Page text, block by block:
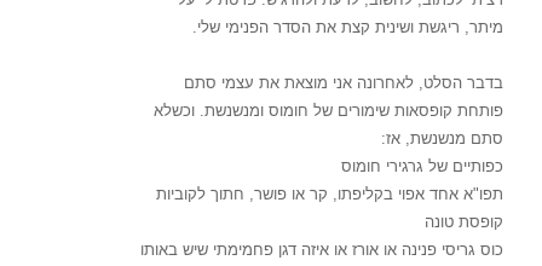
מיתר, ריגשת ושינית קצת את הסדר הפנימי שלי.
בדבר הסלט, לאחרונה אני מוצאת את עצמי סתם
פותחת קופסאות שימורים של חומוס ומנשנשת. וכשלא
סתם מנשנשת, אז:
כפותיים של גרגירי חומוס
תפו"א אחד אפוי בקליפתו, קר או פושר, חתוך לקוביות
קופסת טונה
כוס גריסי פנינה או אורז או איזה דגן פחמימתי שיש באותו